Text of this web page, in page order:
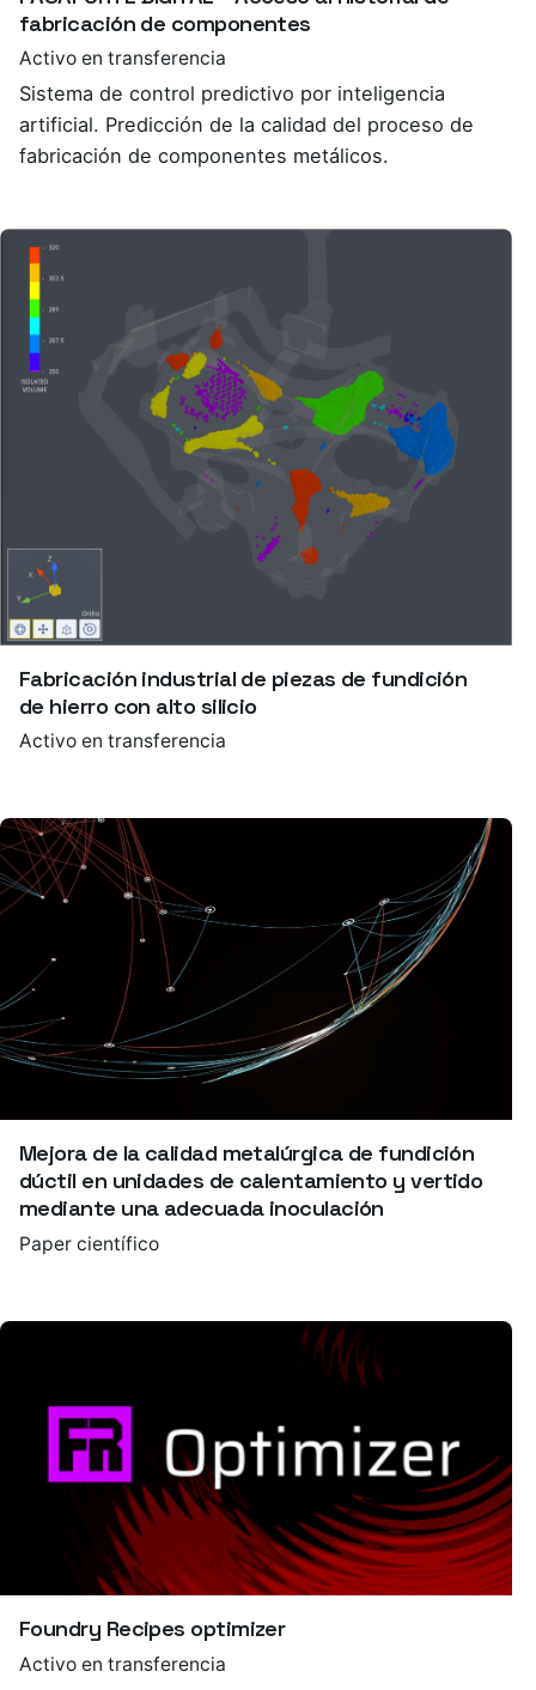
fabricación de componentes
Activo en transferencia
Sistema de control predictivo por inteligencia
artificial. Predicción de la calidad del proceso de
fabricación de componentes metálicos.
Fabricación industrial de piezas de fundición
de hierro con alto silicio
Activo en transferencia
Mejora de la calidad metalúrgica de fundición
dúctil en unidades de calentamiento y vertido
mediante una adecuada inoculación
Paper científico
Foundry Recipes optimizer
Activo en transferencia